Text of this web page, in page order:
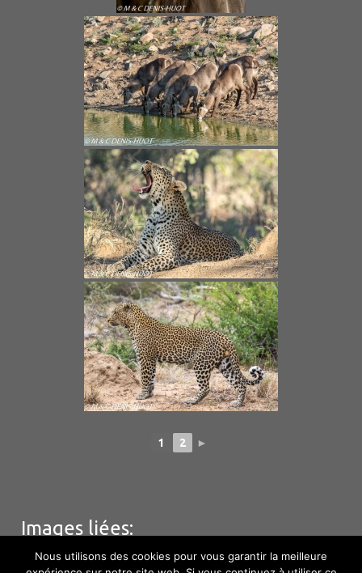
1 2 ►
Images liées:
Nous utilisons des cookies pour vous garantir la meilleure